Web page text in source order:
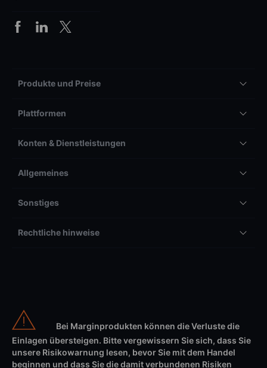
Produkte und Preise
Plattformen
Konten & Dienstleistungen
Allgemeines
Sonstiges
Rechtliche hinweise
Bei Marginprodukten können die Verluste die
Einlagen übersteigen. Bitte vergewissern Sie sich, dass Sie
unsere Risikowarnung lesen, bevor Sie mit dem Handel
beginnen und dass Sie die damit verbundenen Risiken